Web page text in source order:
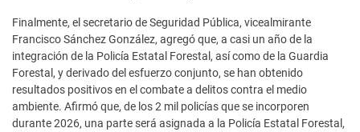
Finalmente, el secretario de Seguridad Pública, vicealmirante
Francisco Sánchez González, agregó que, a casi un año de la
integración de la Policía Estatal Forestal, así como de la Guardia
Forestal, y derivado del esfuerzo conjunto, se han obtenido
resultados positivos en el combate a delitos contra el medio
ambiente. Afirmó que, de los 2 mil policías que se incorporen
durante 2026, una parte será asignada a la Policía Estatal Forestal,